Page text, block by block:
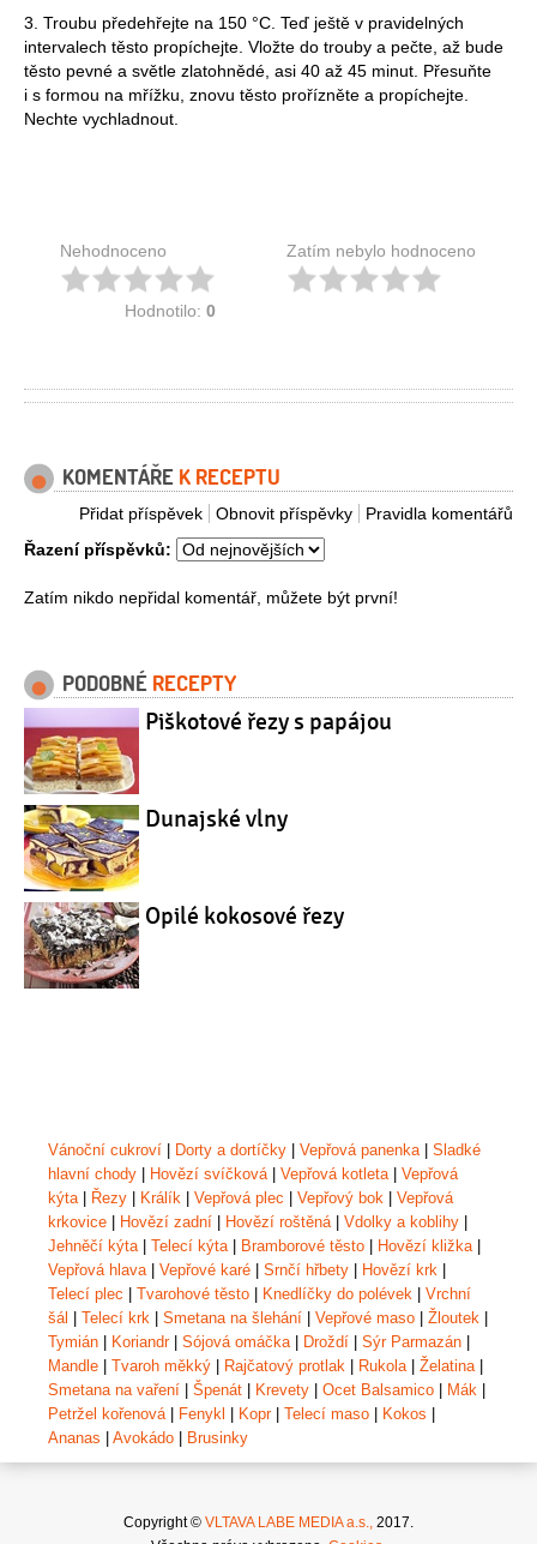
3. Troubu předehřejte na 150 °C. Teď ještě v pravidelných
intervalech těsto propíchejte. Vložte do trouby a pečte, až bude
těsto pevné a světle zlatohnědé, asi 40 až 45 minut. Přesuňte
i s formou na mřížku, znovu těsto prořízněte a propíchejte.
Nechte vychladnout.
Nehodnoceno
Hodnotilo: 0
Zatím nebylo hodnoceno
KOMENTÁŘE K RECEPTU
Pravidla komentářů
Obnovit příspěvky
Přidat příspěvek
Řazení příspěvků:
Zatím nikdo nepřidal komentář, můžete být první!
PODOBNÉ RECEPTY
Piškotové řezy s papájou
Dunajské vlny
Opilé kokosové řezy
Vánoční cukroví Dorty a dortíčky Vepřová panenka| Sladké
hlavní chody
Hovězí svíčková| Vepřová kotleta| Vepřová
kýta| Řezy Králík Vepřová plec Vepřový bok
Vepřová
krkovice
Hovězí zadní Hovězí roštěná| Vdolky a koblihy
Jehněčí kýta| Telecí kýta| Bramborové těsto Hovězí kližka|
Vepřová hlava| Vepřové karé Srnčí hřbety Hovězí krk
Telecí plec
Tvarohové těsto Knedlíčky do polévek
Vrchní
šál
Telecí krk Smetana na šlehání Vepřové maso Žloutek
Tymián
Koriandr| Sójová omáčka| Droždí Sýr Parmazán
Mandle
Tvaroh měkký Rajčatový protlak Rukola| Želatina|
Smetana na vaření
Špenát Krevety Ocet Balsamico Mák
Petržel kořenová| Fenykl Kopr| Telecí maso Kokos
Ananas
Avokádo Brusinky
Copyright © VLTAVA LABE MEDIA a.s., 2017.